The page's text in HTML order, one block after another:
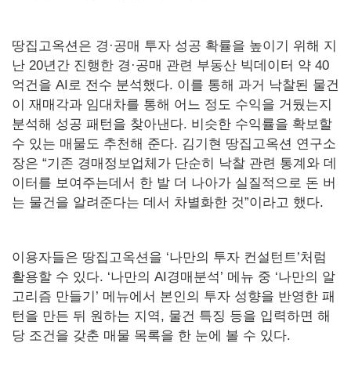
땅집고옥션은 경·공매 투자 성공 확률을 높이기 위해 지
난 20년간 진행한 경·공매 관련 부동산 빅데이터 약 40
억건을 AI로 전수 분석했다. 이를 통해 과거 낙찰된 물건
이 재매각과 임대차를 통해 어느 정도 수익을 거뒀는지
분석해 성공 패턴을 찾아낸다. 비슷한 수익률을 확보할
수 있는 매물도 추천해 준다. 김기현 땅집고옥션 연구소
장은 “기존 경매정보업체가 단순히 낙찰 관련 통계와 데
이터를 보여주는데서 한 발 더 나아가 실질적으로 돈 버
는 물건을 알려준다는 데서 차별화한 것”이라고 했다.
이용자들은 땅집고옥션을 ‘나만의 투자 컨설턴트’처럼
활용할 수 있다. ‘나만의 AI경매분석’ 메뉴 중 ‘나만의 알
고리즘 만들기’ 메뉴에서 본인의 투자 성향을 반영한 패
턴을 만든 뒤 원하는 지역, 물건 특징 등을 입력하면 해
당 조건을 갖춘 매물 목록을 한 눈에 볼 수 있다.